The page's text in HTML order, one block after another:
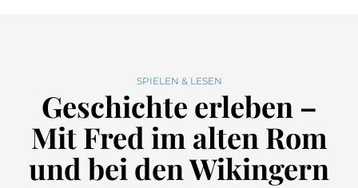
SPIELEN & LESEN
Geschichte erleben –
Mit Fred im alten Rom
und bei den Wikingern